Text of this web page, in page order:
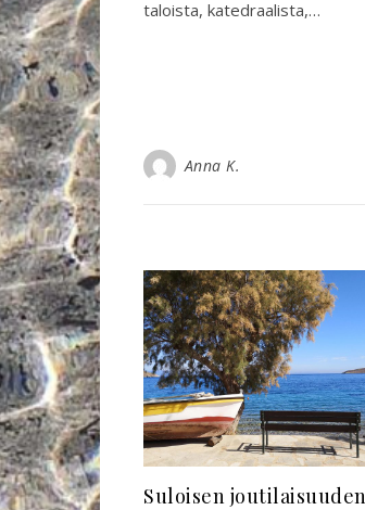
taloista, katedraalista,…
Anna K.
Suloisen joutilaisuuden